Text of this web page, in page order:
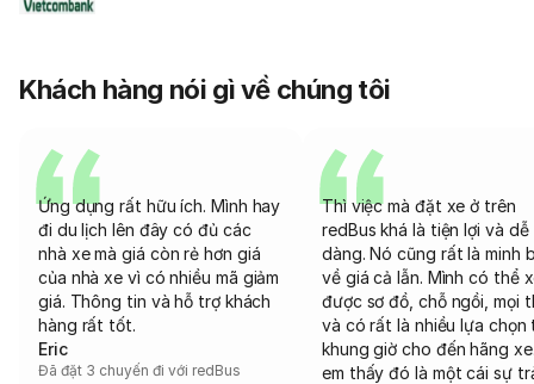
Khách hàng nói gì về chúng tôi
Ứng dụng rất hữu ích. Mình hay
đi du lịch lên đây có đủ các
nhà xe mà giá còn rẻ hơn giá
của nhà xe vì có nhiều mã giảm
giá. Thông tin và hỗ trợ khách
hàng rất tốt.
Eric
Đã đặt 3 chuyến đi với redBus
Thì việc mà đặt xe ở trên
redBus khá là tiện lợi và dễ
dàng. Nó cũng rất là minh
về giá cả lẫn. Mình có thể
được sơ đồ, chỗ ngồi, mọi
và có rất là nhiều lựa chọn
khung giờ cho đến hãng
em thấy đó là một cái sự